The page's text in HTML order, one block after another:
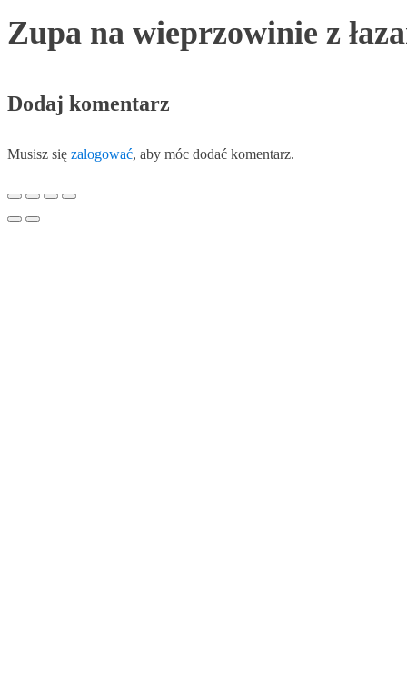
Zupa na wieprzowinie z
Dodaj komentarz
Musisz się zalogować, aby móc dodać komentarz.